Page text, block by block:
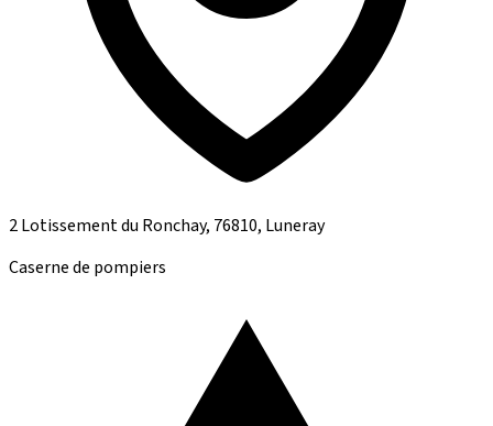
2 Lotissement du Ronchay, 76810, Luneray
Caserne de pompiers